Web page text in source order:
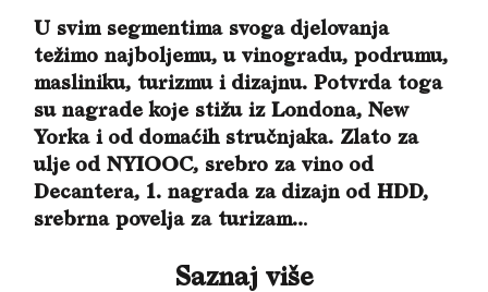
U svim segmentima svoga djelovanja
težimo najboljemu, u vinogradu, podrumu,
masliniku, turizmu i dizajnu. Potvrda toga
su nagrade koje stižu iz Londona, New
Yorka i od domaćih stručnjaka. Zlato za
ulje od NYIOOC, srebro za vino od
Decantera, 1. nagrada za dizajn od HDD,
srebrna povelja za turizam…
Saznaj više